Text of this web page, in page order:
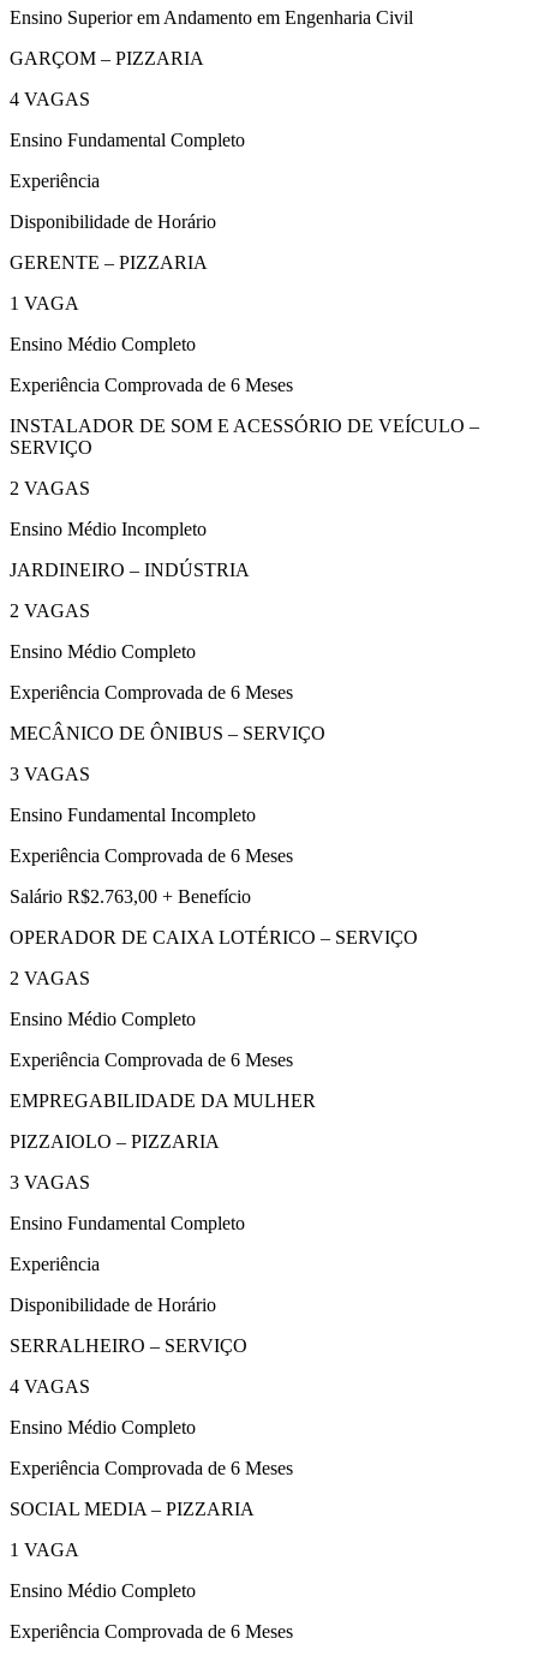
Ensino Superior em Andamento em Engenharia Civil
GARÇOM – PIZZARIA
4 VAGAS
Ensino Fundamental Completo
Experiência
Disponibilidade de Horário
GERENTE – PIZZARIA
1 VAGA
Ensino Médio Completo
Experiência Comprovada de 6 Meses
INSTALADOR DE SOM E ACESSÓRIO DE VEÍCULO –
SERVIÇO
2 VAGAS
Ensino Médio Incompleto
JARDINEIRO – INDÚSTRIA
2 VAGAS
Ensino Médio Completo
Experiência Comprovada de 6 Meses
MECÂNICO DE ÔNIBUS – SERVIÇO
3 VAGAS
Ensino Fundamental Incompleto
Experiência Comprovada de 6 Meses
Salário R$2.763,00 + Benefício
OPERADOR DE CAIXA LOTÉRICO – SERVIÇO
2 VAGAS
Ensino Médio Completo
Experiência Comprovada de 6 Meses
EMPREGABILIDADE DA MULHER
PIZZAIOLO – PIZZARIA
3 VAGAS
Ensino Fundamental Completo
Experiência
Disponibilidade de Horário
SERRALHEIRO – SERVIÇO
4 VAGAS
Ensino Médio Completo
Experiência Comprovada de 6 Meses
SOCIAL MEDIA – PIZZARIA
1 VAGA
Ensino Médio Completo
Experiência Comprovada de 6 Meses